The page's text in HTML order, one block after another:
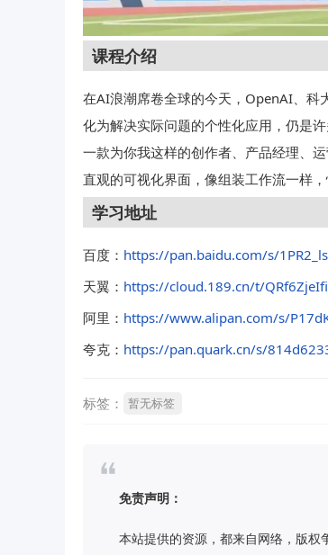
课程介绍
在AI浪潮席卷全球的今天，OpenAI、科
化为解决实际问题的个性化应用，仍是
一款为你我这样的创作者、产品经理、
直观的可视化界面，像组装工作流一样
学习地址
百度： https://pan.baidu.com/s/
天翼： https://cloud.189.cn/t/
阿里： https://www.alipan.com/s/
夸克： https://pan.quark.cn/s/
标签： 暂无标签
免责声明：
本站提供的资源，都来自网络，版